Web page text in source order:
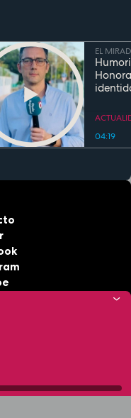
EL
Cierva
04:19